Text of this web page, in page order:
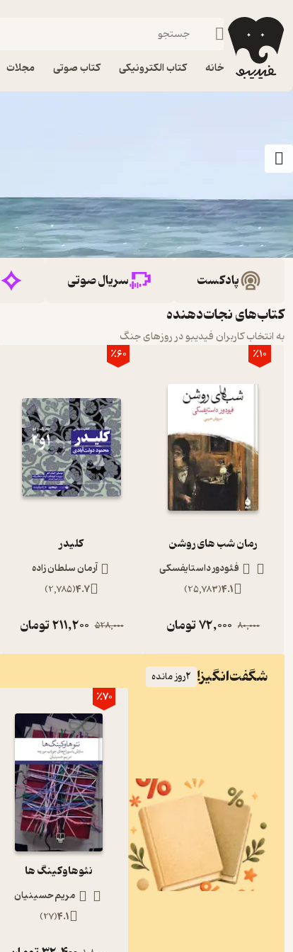
خانه کتاب الکترونیکی کتاب صوتی مجلات
پادکست سریال صوتی
کتاب‌های نجات‌دهنده
به انتخاب کاربران فیدیبو در روزهای جنگ
٪10
رمان شب های روشن
فئودور داستایفسکی
4.1
(
25,783
)
80,000
72,000تومان
٪60
کلیدر
آرمان سلطان زاده
4.7
(
2,785
)
528,000
211,200تومان
شگفت‌انگیز! 2روز مانده
٪70
نئوهاوکینگ ها
مریم حسینیان
4.1
(
27
)